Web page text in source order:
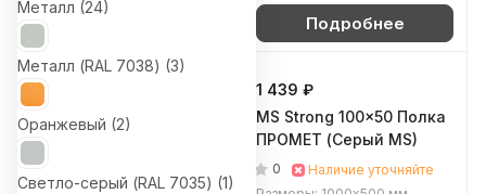
Металл (24)
Металл (RAL 7038) (3)
Оранжевый (2)
Светло-серый (RAL 7035) (1)
Подробнее
2 031 ₽
MS Strong 120x50 Полка
ПРОМЕТ (Серый MS)
1 439 ₽
MS Strong 100x50 Полка
ПРОМЕТ (Серый MS)
0
Наличие уточняйте